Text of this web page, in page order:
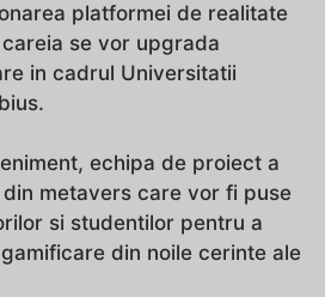
platformei de realitate
se vor upgrada
in cadrul Universitatii
echipa de proiect a
metavers care vor fi puse
si studentilor pentru a
din noile cerinte ale